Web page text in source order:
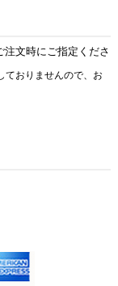
文時にご指定くださ
ておりませんので、お